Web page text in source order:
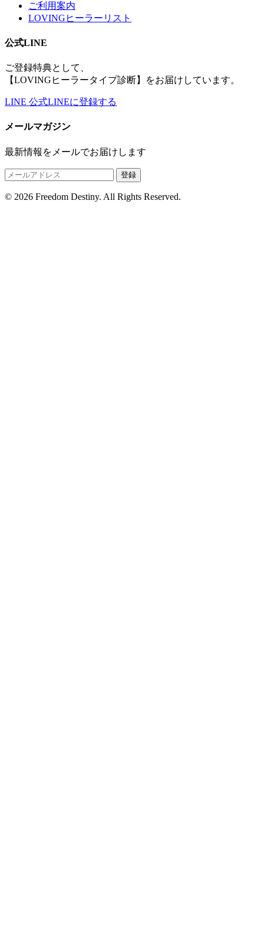
ご利用案内
LOVINGヒーラーリスト
公式LINE
ご登録特典として、
【LOVINGヒーラータイプ診断】をお届けしています。
LINE 公式LINEに登録する
メールマガジン
最新情報をメールでお届けします
登録
© 2026 Freedom Destiny. All Rights Reserved.